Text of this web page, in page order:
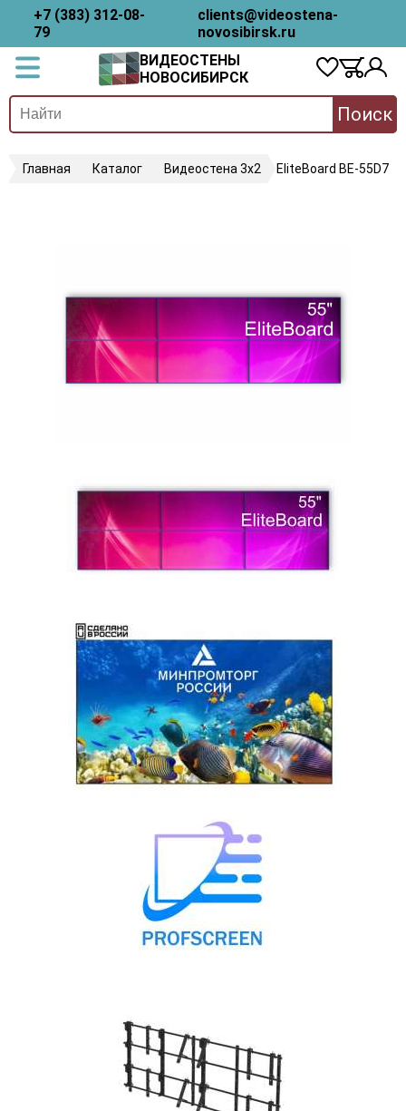
+7 (383) 312-08-
79
clients@videostena-
novosibirsk.ru
ВИДЕОСТЕНЫ
НОВОСИБИРСК
Поиск
Главная Каталог Видеостена 3х2 EliteBoard BE-55D7